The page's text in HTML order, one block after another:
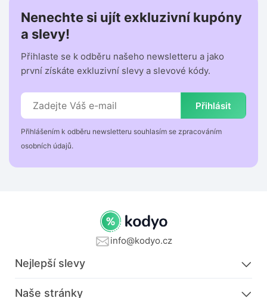
Nenechte si ujít exkluzivní kupóny
a slevy!
Přihlaste se k odběru našeho newsletteru a jako
první získáte exkluzivní slevy a slevové kódy.
Přihlásit
Přihlášením k odběru newsletteru souhlasím se zpracováním
osobních údajů.
info@kodyo.cz
Nejlepší slevy
Naše stránky